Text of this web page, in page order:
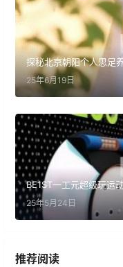
探秘北京朝阳个人思足
25年6月19日
BE1ST一工元超级玩运
25年5月24日
推荐阅读